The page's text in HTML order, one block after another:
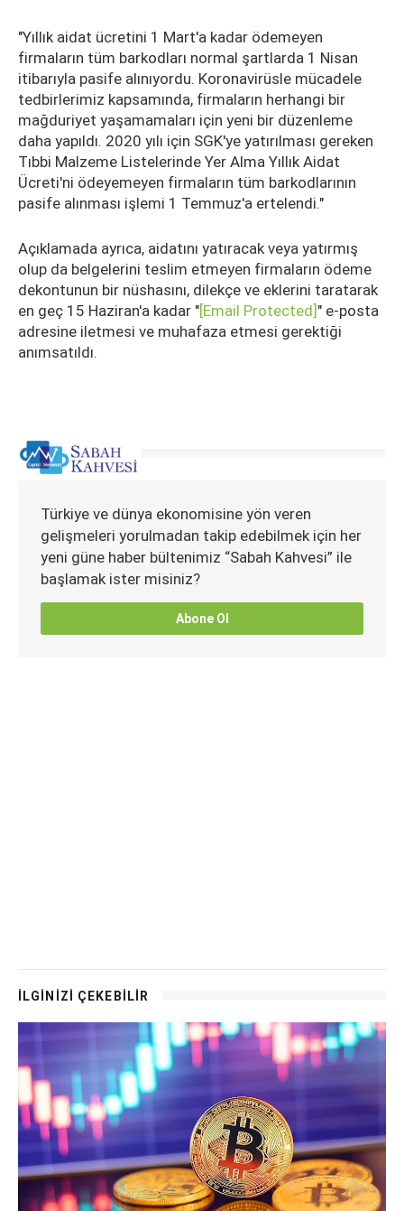
"Yıllık aidat ücretini 1 Mart'a kadar ödemeyen
firmaların tüm barkodları normal şartlarda 1 Nisan
itibarıyla pasife alınıyordu. Koronavirüsle mücadele
tedbirlerimiz kapsamında, firmaların herhangi bir
mağduriyet yaşamamaları için yeni bir düzenleme
daha yapıldı. 2020 yılı için SGK'ye yatırılması gereken
Tıbbi Malzeme Listelerinde Yer Alma Yıllık Aidat
Ücreti'ni ödeyemeyen firmaların tüm barkodlarının
pasife alınması işlemi 1 Temmuz'a ertelendi."
Açıklamada ayrıca, aidatını yatıracak veya yatırmış
olup da belgelerini teslim etmeyen firmaların ödeme
dekontunun bir nüshasını, dilekçe ve eklerini taratarak
en geç 15 Haziran'a kadar "[email Protected] " e-posta
adresine iletmesi ve muhafaza etmesi gerektiği
anımsatıldı.
Türkiye ve dünya ekonomisine yön veren
gelişmeleri yorulmadan takip edebilmek için her
yeni güne haber bültenimiz “Sabah Kahvesi” ile
başlamak ister misiniz?
Abone Ol
İLGİNİZİ ÇEKEBİLİR